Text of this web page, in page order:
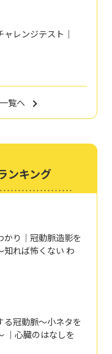
レンジテスト｜
覧へ
ンキング
かり｜冠動脈造影を
れば怖くない わ
る冠動脈～小ネタを
｜心臓のはなしを